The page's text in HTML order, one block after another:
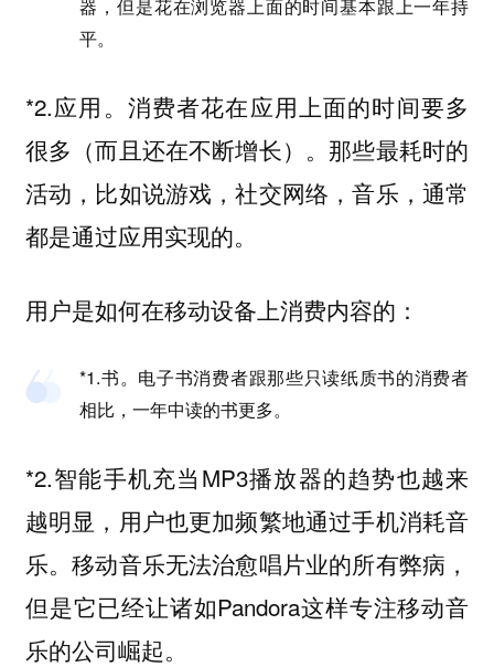
器，但是花在浏览器上面的时间基本跟上一年持
平。
*2.应用。消费者花在应用上面的时间要多
很多（而且还在不断增长）。那些最耗时的
活动，比如说游戏，社交网络，音乐，通常
都是通过应用实现的。
用户是如何在移动设备上消费内容的：
*1.书。电子书消费者跟那些只读纸质书的消费者
相比，一年中读的书更多。
*2.智能手机充当MP3播放器的趋势也越来
越明显，用户也更加频繁地通过手机消耗音
乐。移动音乐无法治愈唱片业的所有弊病，
但是它已经让诸如Pandora这样专注移动音
乐的公司崛起。